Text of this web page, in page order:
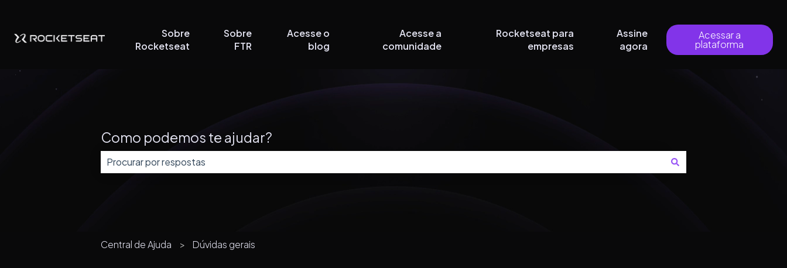
Sobre
Rocketseat
Sobre
FTR
Acesse o
blog
Acesse a
comunidade
Rocketseat para
empresas
Assine
agora
Acessar a
plataforma
Como podemos te ajudar?
Central de Ajuda Dúvidas gerais